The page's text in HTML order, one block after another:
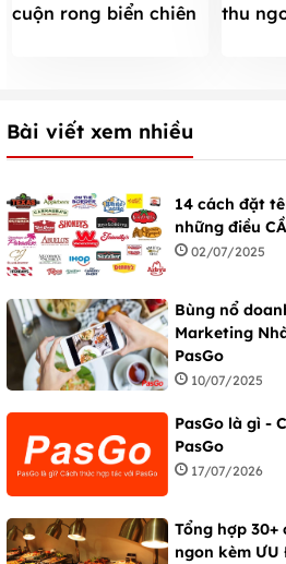
cuộn rong biển chiên
thu
Bài viết xem nhiều
14 cách đặt
những điều
02/07/2025
Bùng nổ
Marketing
PasGo
10/07/2025
PasGo là gì -
PasGo
17/07/2026
Tổng hợp 30+
ngon kèm